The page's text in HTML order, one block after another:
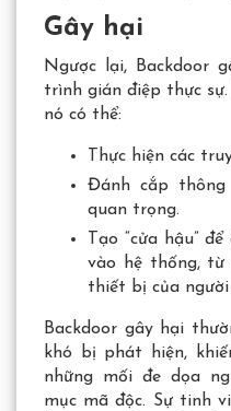
Gây hại
Ngược lại, Backdoor
trình gián điệp thực
nó có thể:
Thực hiện các
Đánh cắp
quan trọng.
Tạo “cửa hậu”
vào hệ thống, từ
thiết bị của người
Backdoor gây hại
khó bị phát hiện,
những mối đe dọa
mục mã độc. Sự tinh